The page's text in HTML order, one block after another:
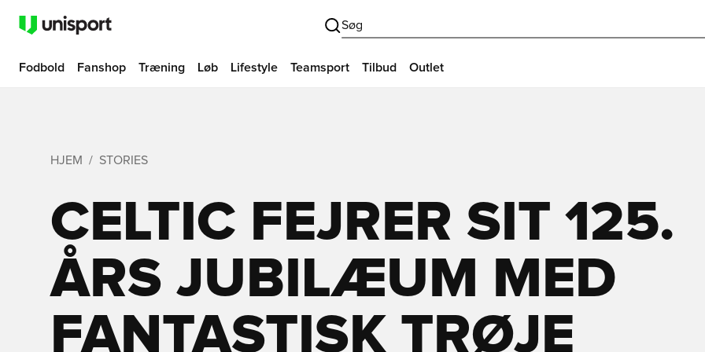
Søg
Fodbold Fanshop Træning Løb Lifestyle Teamsport Tilbud Outlet
HJEM STORIES
CELTIC FEJRER SIT 125.
ÅRS JUBILÆUM MED
FANTASTISK TRØJE